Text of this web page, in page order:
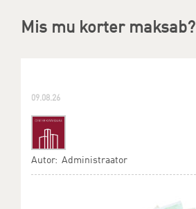
Mis mu korter maksab?
09.08.26
Autor: Administraator